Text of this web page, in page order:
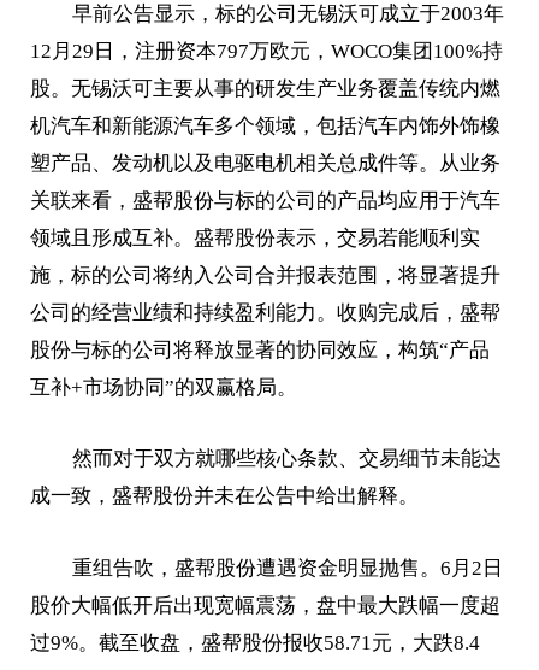
早前公告显示，标的公司无锡沃可成立于2003年
12月29日，注册资本797万欧元，WOCO集团100%持
股。无锡沃可主要从事的研发生产业务覆盖传统内燃
机汽车和新能源汽车多个领域，包括汽车内饰外饰橡
塑产品、发动机以及电驱电机相关总成件等。从业务
关联来看，盛帮股份与标的公司的产品均应用于汽车
领域且形成互补。盛帮股份表示，交易若能顺利实
施，标的公司将纳入公司合并报表范围，将显著提升
公司的经营业绩和持续盈利能力。收购完成后，盛帮
股份与标的公司将释放显著的协同效应，构筑“产品
互补+市场协同”的双赢格局。
然而对于双方就哪些核心条款、交易细节未能达
成一致，盛帮股份并未在公告中给出解释。
重组告吹，盛帮股份遭遇资金明显抛售。6月2日
股价大幅低开后出现宽幅震荡，盘中最大跌幅一度超
过9%。截至收盘，盛帮股份报收58.71元，大跌8.4